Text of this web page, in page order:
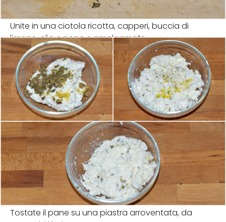
Unite in una ciotola ricotta, capperi, buccia di
limone, olio e pepe e amalgamate.
Tostate il pane su una piastra arroventata, da